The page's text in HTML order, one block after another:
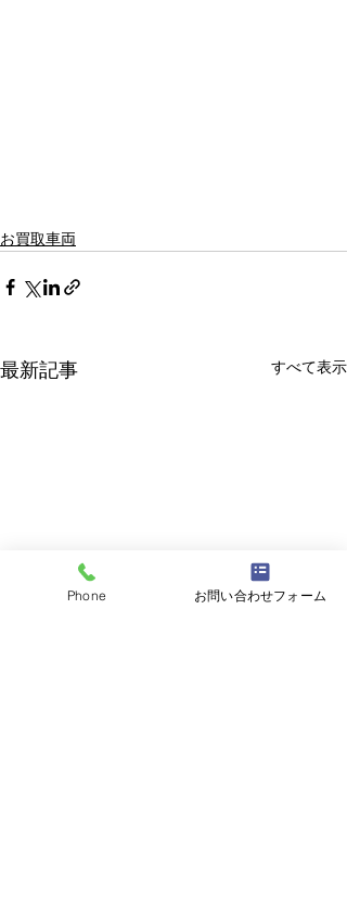
お買取車両
最新記事 すべて表示
Phone お問い合わせフォーム